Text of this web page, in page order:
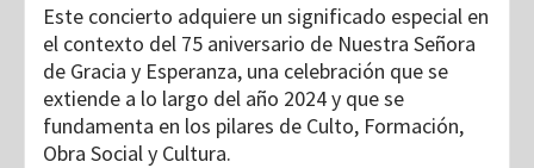
Este concierto adquiere un significado especial en
el contexto del 75 aniversario de Nuestra Señora
de Gracia y Esperanza, una celebración que se
extiende a lo largo del año 2024 y que se
fundamenta en los pilares de Culto, Formación,
Obra Social y Cultura.